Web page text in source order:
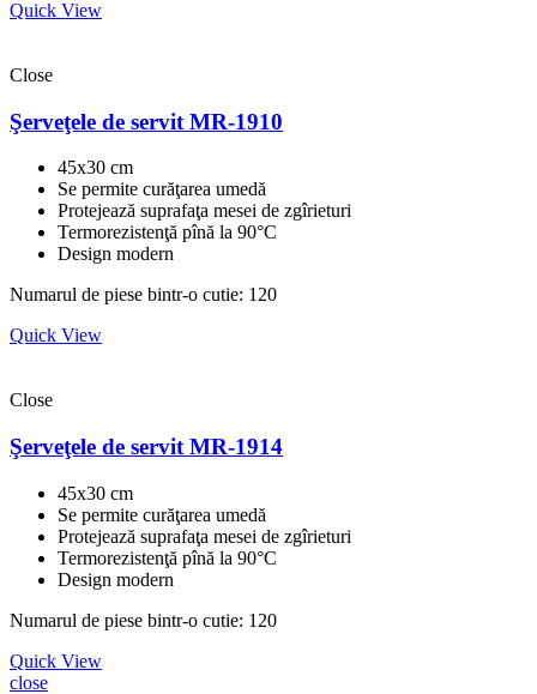
Quick View
Close
Şerveţele de servit MR-1910
45x30 cm
Se permite curăţarea umedă
Protejează suprafaţa mesei de zgîrieturi
Termorezistenţă pînă la 90°C
Design modern
Numarul de piese bintr-o cutie: 120
Quick View
Close
Şerveţele de servit MR-1914
45x30 cm
Se permite curăţarea umedă
Protejează suprafaţa mesei de zgîrieturi
Termorezistenţă pînă la 90°C
Design modern
Numarul de piese bintr-o cutie: 120
Quick View
close